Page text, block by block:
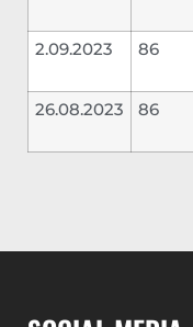
2.09.2023 86
26.08.2023
86